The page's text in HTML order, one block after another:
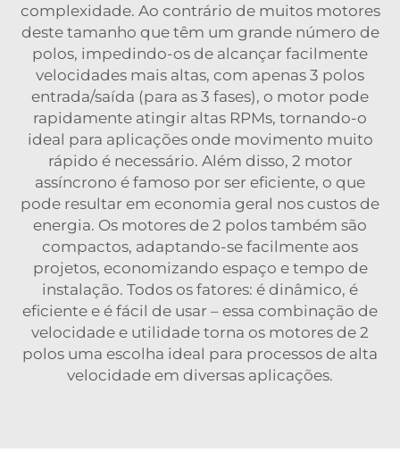
complexidade. Ao contrário de muitos motores
deste tamanho que têm um grande número de
polos, impedindo-os de alcançar facilmente
velocidades mais altas, com apenas 3 polos
entrada/saída (para as 3 fases), o motor pode
rapidamente atingir altas RPMs, tornando-o
ideal para aplicações onde movimento muito
rápido é necessário. Além disso, 2 motor
assíncrono é famoso por ser eficiente, o que
pode resultar em economia geral nos custos de
energia. Os motores de 2 polos também são
compactos, adaptando-se facilmente aos
projetos, economizando espaço e tempo de
instalação. Todos os fatores: é dinâmico, é
eficiente e é fácil de usar – essa combinação de
velocidade e utilidade torna os motores de 2
polos uma escolha ideal para processos de alta
velocidade em diversas aplicações.